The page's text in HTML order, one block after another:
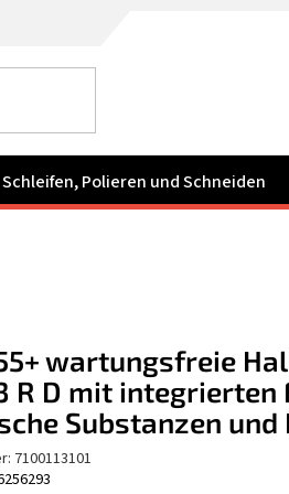
Schleifen, Polieren und Schneiden
wartungsfreie
R D mit integrierten
Substanzen
7100113101